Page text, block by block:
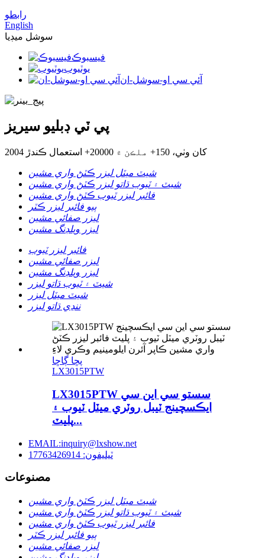
رابطو
English
سوشل ميڊيا
فيسبوڪ
يوٽيوب
آئي سي او-سوشل-ان
پي ٽي ڊبليو سيريز
2004 کان وٺي، 150+ ملڪن ۾ 20000+ استعمال ڪندڙ
شيٽ ميٽل ليزر ڪٽڻ واري مشين
شيٽ ۽ ٽيوب ڌاتو ليزر ڪٽڻ واري مشين
فائبر ليزر ٽيوب ڪٽڻ واري مشين
ٻيو فائبر ليزر ڪٽر
ليزر صفائي مشين
ليزر ويلڊنگ مشين
فائبر ليزر ٽيوب
ليزر صفائي مشين
ليزر ويلڊنگ مشين
شيٽ ۽ ٽيوب ڌاتو ليزر
شيٽ ميٽل ليزر
ننڍي ڌاتو ليزر
پڇا ڳاڇا
LX3015PTW
LX3015PTW سستو سي اين سي
ايڪسچينج ٽيبل روٽري ميٽل ٽيوب ۽
پليٽ...
EMAIL:inquiry@lxshow.net
ٽيليفون: 17763426914
مصنوعات
شيٽ ميٽل ليزر ڪٽڻ واري مشين
شيٽ ۽ ٽيوب ڌاتو ليزر ڪٽڻ واري مشين
فائبر ليزر ٽيوب ڪٽڻ واري مشين
ٻيو فائبر ليزر ڪٽر
ليزر صفائي مشين